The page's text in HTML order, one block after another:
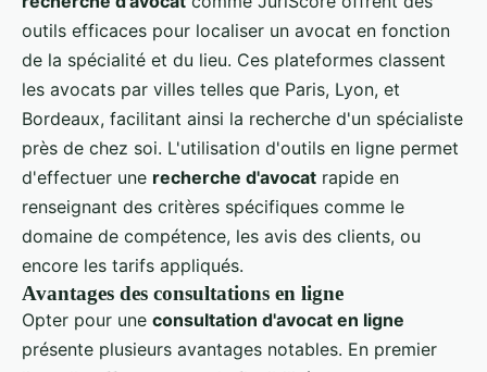
outils efficaces pour localiser un avocat en fonction
de la spécialité et du lieu. Ces plateformes classent
les avocats par villes telles que Paris, Lyon, et
Bordeaux, facilitant ainsi la recherche d'un spécialiste
près de chez soi. L'utilisation d'outils en ligne permet
d'effectuer une recherche d'avocat rapide en
renseignant des critères spécifiques comme le
domaine de compétence, les avis des clients, ou
encore les tarifs appliqués.
Avantages des consultations en ligne
Opter pour une consultation d'avocat en ligne
présente plusieurs avantages notables. En premier